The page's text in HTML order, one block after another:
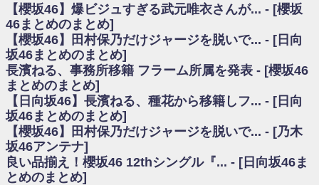
日向坂46まとめのまとめ / 【日向坂46】富田鈴花1st写真集、発売記念記者
会見の模様がこちら！
乃木坂欅坂まとめのまとめ / 【日向坂46】河田陽菜卒業の影響、ガチでデ
カそう...
欅坂あんてな ～欅坂46のニュース・情報・話題をピックアップ / れなッ
ピーズ集結！櫻坂46守屋麗奈×遠藤理子、8/6「ラヴィット！」水曜スタジオ出
演決定
欅坂/日向坂46まとめのまとめ / 【櫻坂46】田村保乃だけジャージを脱いで
いた理由
日向坂46まとめのまとめ / 【日向坂46】若林さん「笑えないぐらい師匠だ
から」佐々木久美と卒業後初の共演の様子がこちら！【激レアさん】
日向坂46まとめのまとめ / 【元日向坂46】情報解禁前で言えない！？丹生
ちゃん、メンバーと会った模様
乃木坂欅坂まとめのまとめ / 【日向坂46】この月、何かあるのか！？『お
【櫻坂46】爆ビジュすぎる武元唯衣さんが... - [櫻坂
46まとめのまとめ]
【櫻坂46】田村保乃だけジャージを脱いで... - [日向
坂46まとめのまとめ]
長濱ねる、事務所移籍 フラーム所属を発表 - [櫻坂46
まとめのまとめ]
【日向坂46】長濱ねる、種花から移籍しフ... - [日向
坂46まとめのまとめ]
【櫻坂46】田村保乃だけジャージを脱いで... - [乃木
坂46アンテナ]
良い品揃え！櫻坂46 12thシングル『... - [日向坂46ま
とめのまとめ]